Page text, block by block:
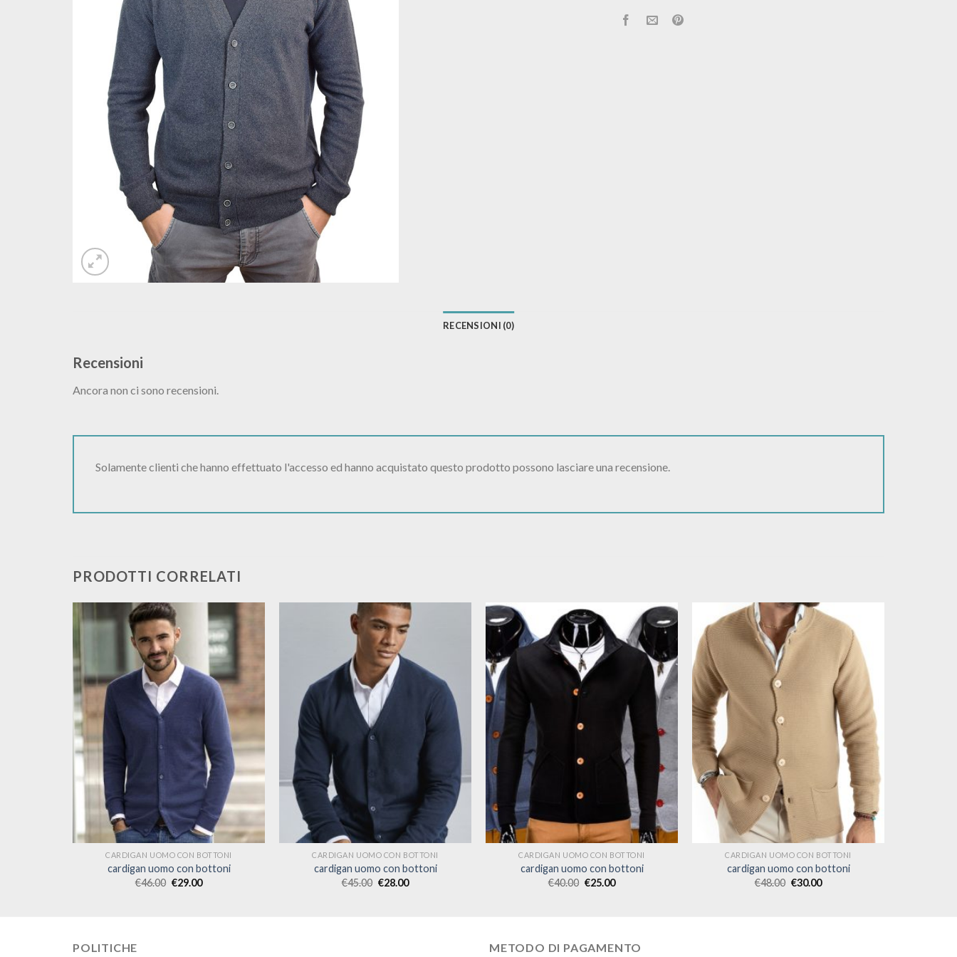
RECENSIONI (0)
Recensioni
Ancora non ci sono recensioni.
Solamente clienti che hanno effettuato l'accesso ed hanno acquistato questo prodotto possono lasciare una recensione.
PRODOTTI CORRELATI
CARDIGAN UOMO CON BOTTONI
cardigan uomo con bottoni
€46.00 €29.00
CARDIGAN UOMO CON BOTTONI
cardigan uomo con bottoni
€45.00 €28.00
CARDIGAN UOMO CON BOTTONI
cardigan uomo con bottoni
€40.00 €25.00
CARDIGAN UOMO CON BOTTONI
cardigan uomo con bottoni
€48.00 €30.00
POLITICHE METODO DI PAGAMENTO